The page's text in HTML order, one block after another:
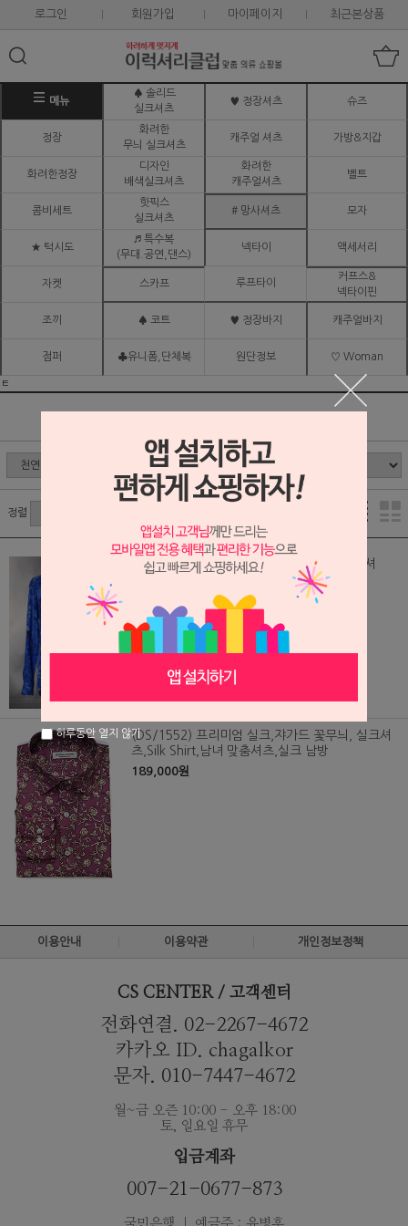
로그인 회원가입 마이페이지 최근본상품
메뉴
♠ 솔리드
실크셔츠
♥ 정장셔츠 슈즈
정장
화려한
무늬 실크셔츠
캐주얼 셔츠 가방&지갑
화려한정장
디자인
배색실크셔츠
화려한
캐주얼셔츠
벨트
콤비세트
핫픽스
실크셔츠
# 망사셔츠 모자
★ 턱시도
♬ 특수복
(무대.공연,댄스)
넥타이 액세서리
자켓 스카프 루프타이
커프스&
넥타이핀
조끼 ♠ 코트 ♥ 정장바지 캐주얼바지
점퍼 ♣유니폼,단체복 원단정보 ♡ Woman
ㅌ
정렬
(DS/1493) 프리미엄 실크,블루 플라워,실크셔
츠,Silk Shirt,남녀 맞춤셔츠,실크 남방
(DS/1552) 프리미엄 실크,쟈가드 꽃무늬, 실크셔
츠,Silk Shirt,남녀 맞춤셔츠,실크 남방
189,000원
이용안내 이용약관 개인정보정책
CS CENTER / 고객센터
전화연결. 02-2267-4672
카카오 ID. chagalkor
문자. 010-7447-4672
월~금 오즌 10:00 - 오후 18:00
토, 일요일 휴무
입금계좌
007-21-0677-873
하루동안 열지 않기